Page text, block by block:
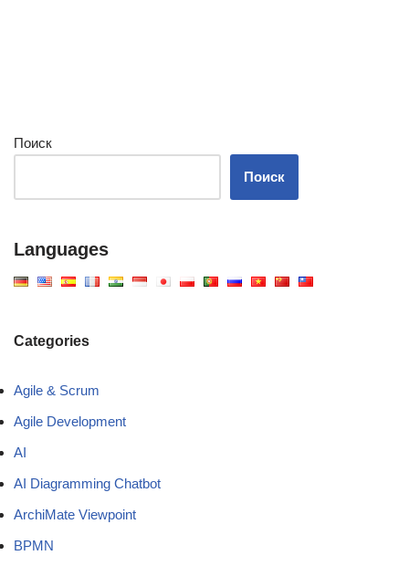
Поиск
Поиск
Languages
Categories
Agile & Scrum
Agile Development
AI
AI Diagramming Chatbot
ArchiMate Viewpoint
BPMN